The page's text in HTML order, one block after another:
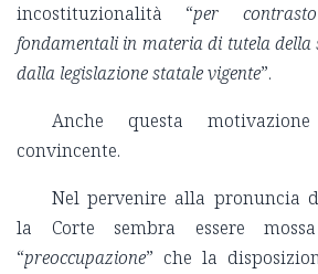
incostituzionalità “per
fondamentali in materia di tutela
dalla legislazione statale vigente”.
Anche questa
convincente.
Nel pervenire alla pronuncia
la Corte sembra essere
“preoccupazione” che la